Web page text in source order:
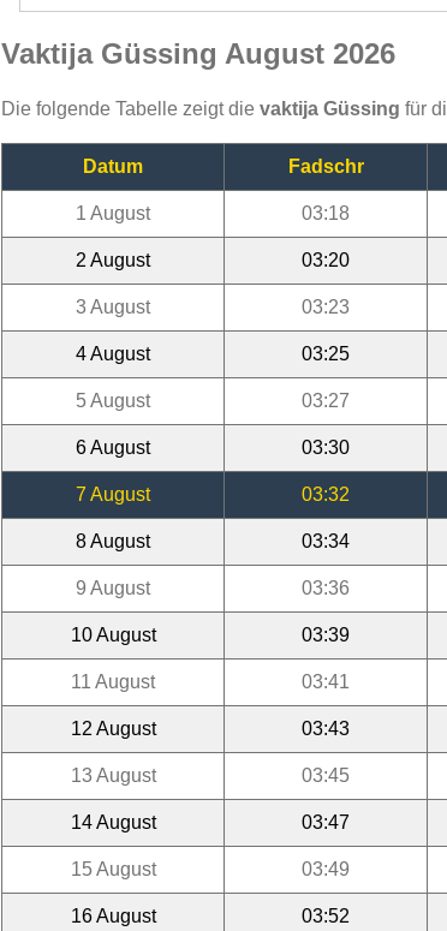
Vaktija Güssing August 2026
Die folgende Tabelle zeigt die vaktija Güssing für
Datum Fadschr
1 August 03:18
2 August 03:20
3 August 03:23
4 August 03:25
5 August 03:27
6 August 03:30
7 August 03:32
8 August 03:34
9 August 03:36
10 August 03:39
11 August 03:41
12 August 03:43
13 August 03:45
14 August 03:47
15 August 03:49
16 August 03:52